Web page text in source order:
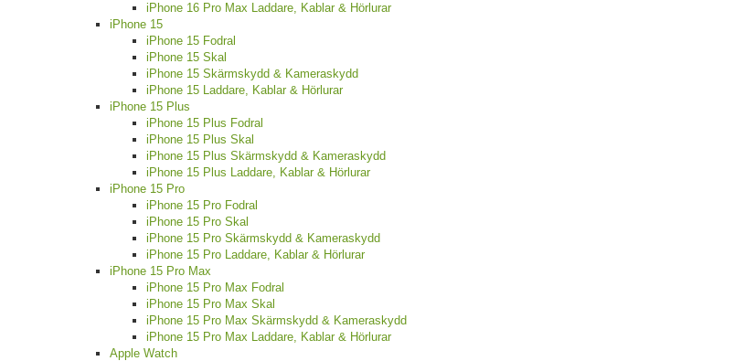
iPhone 16 Pro Max Laddare, Kablar & Hörlurar
iPhone 15
iPhone 15 Fodral
iPhone 15 Skal
iPhone 15 Skärmskydd & Kameraskydd
iPhone 15 Laddare, Kablar & Hörlurar
iPhone 15 Plus
iPhone 15 Plus Fodral
iPhone 15 Plus Skal
iPhone 15 Plus Skärmskydd & Kameraskydd
iPhone 15 Plus Laddare, Kablar & Hörlurar
iPhone 15 Pro
iPhone 15 Pro Fodral
iPhone 15 Pro Skal
iPhone 15 Pro Skärmskydd & Kameraskydd
iPhone 15 Pro Laddare, Kablar & Hörlurar
iPhone 15 Pro Max
iPhone 15 Pro Max Fodral
iPhone 15 Pro Max Skal
iPhone 15 Pro Max Skärmskydd & Kameraskydd
iPhone 15 Pro Max Laddare, Kablar & Hörlurar
Apple Watch